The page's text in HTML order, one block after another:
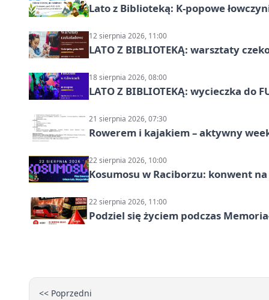
Lato z Biblioteką: K-popowe
12 sierpnia 2026, 11:00
LATO Z BIBLIOTEKĄ: warsztaty
18 sierpnia 2026, 08:00
LATO Z BIBLIOTEKĄ: wycieczka do
21 sierpnia 2026, 07:30
Rowerem i kajakiem – aktywny
22 sierpnia 2026, 10:00
Kosumosu w Raciborzu: konwent
22 sierpnia 2026, 11:00
Podziel się życiem podczas
<< Poprzedni